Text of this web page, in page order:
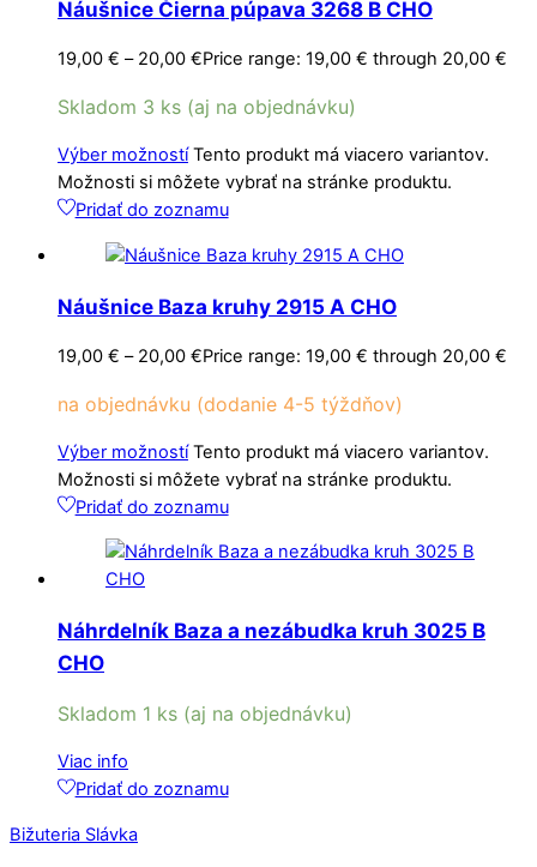
Náušnice Čierna púpava 3268 B CHO
19,00 € – 20,00 €Price range: 19,00 € through 20,00 €
Skladom 3 ks (aj na objednávku)
Výber možností Tento produkt má viacero variantov.
Možnosti si môžete vybrať na stránke produktu.
Pridať do zoznamu
Náušnice Baza kruhy 2915 A CHO
19,00 € – 20,00 €Price range: 19,00 € through 20,00 €
na objednávku (dodanie 4-5 týždňov)
Výber možností Tento produkt má viacero variantov.
Možnosti si môžete vybrať na stránke produktu.
Pridať do zoznamu
Náhrdelník Baza a nezábudka kruh 3025 B
CHO
Skladom 1 ks (aj na objednávku)
Viac info
Pridať do zoznamu
Bižuteria Slávka